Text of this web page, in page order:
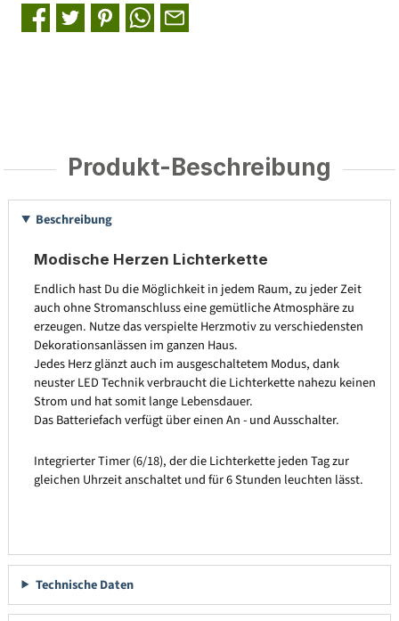
Produkt-Beschreibung
Beschreibung
Modische Herzen Lichterkette
Endlich hast Du die Möglichkeit in jedem Raum, zu jeder Zeit
auch ohne Stromanschluss eine gemütliche Atmosphäre zu
erzeugen. Nutze das verspielte Herzmotiv zu verschiedensten
Dekorationsanlässen im ganzen Haus.
Jedes Herz glänzt auch im ausgeschaltetem Modus, dank
neuster LED Technik verbraucht die Lichterkette nahezu keinen
Strom und hat somit lange Lebensdauer.
Das Batteriefach verfügt über einen An - und Ausschalter.
Integrierter Timer (6/18), der die Lichterkette jeden Tag zur
gleichen Uhrzeit anschaltet und für 6 Stunden leuchten lässt.
Technische Daten